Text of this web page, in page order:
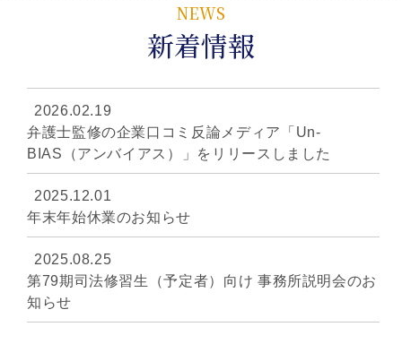
NEWS
新着情報
2026.02.19
弁護士監修の企業口コミ反論メディア「Un-
BIAS（アンバイアス）」をリリースしました
2025.12.01
年末年始休業のお知らせ
2025.08.25
第79期司法修習生（予定者）向け 事務所説明会のお
知らせ